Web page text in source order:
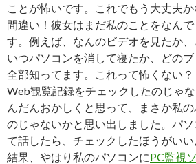
ことが怖いです。これでもう大丈夫
間違い！彼女はまだ私のことをなん
す。例えば、なんのビデオを見たか、
いつパソコンを消して寝たか、どのブ
全部知ってます。これって怖くない
Web観覧記録をチェックしたのじゃ
んだんおかしくと思って、まさか私
のじゃないかと思い出しました。パソ
て話したら、チェックしたほうがい
結果、やはり私のパソコンにPC監視